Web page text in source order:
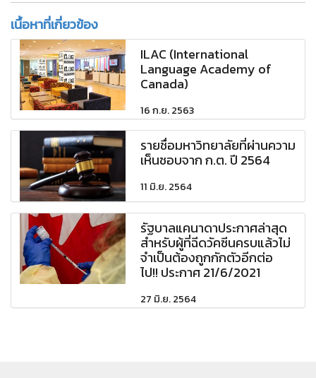
เนื้อหาที่เกี่ยวข้อง
ILAC (International
Language Academy of
Canada)
16 ก.ย. 2563
รายชื่อมหาวิทยาลัยที่ผ่านความ
เห็นชอบจาก ก.ต. ปี 2564
11 มิ.ย. 2564
รัฐบาลแคนาดาประกาศล่าสุด
สำหรับผู้ที่ฉีดวัคซีนครบแล้วไม่
จำเป็นต้องถูกกักตัวอีกต่อ
ไป!! ประกาศ 21/6/2021
27 มิ.ย. 2564